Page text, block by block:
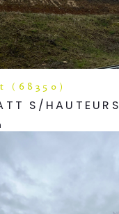
(68350)
S/HAUTEURS